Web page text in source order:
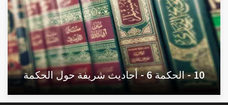
10 - الحكمة 6 - أحاديث شريفة حول الحكمة